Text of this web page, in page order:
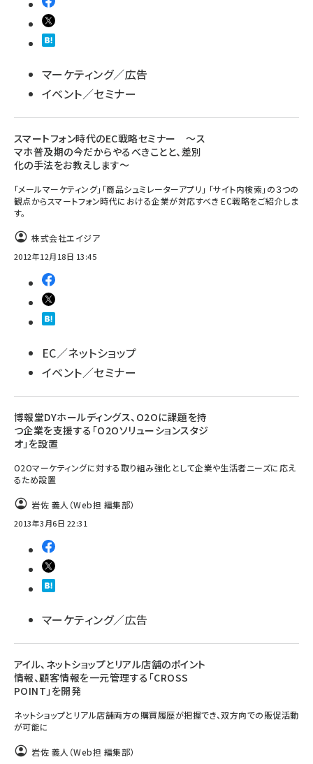
マーケティング／広告
イベント／セミナー
スマートフォン時代のEC戦略セミナー ～ス
マホ普及期の今だからやるべきことと、差別
化の手法をお教えします～
「メールマーケティング」「商品シュミレーターアプリ」 「サイト内検索」の３つの
観点からスマートフォン時代における企業が対応すべき EC戦略をご紹介しま
す。
株式会社エイジア
2012年12月18日 13:45
EC／ネットショップ
イベント／セミナー
博報堂DYホールディングス、O2Oに課題を持
つ企業を支援する「O2Oソリューションスタジ
オ」を設置
O2Oマーケティングに対する取り組み強化として企業や生活者ニーズに応え
るため設置
岩佐 義人（Web担 編集部）
2013年3月6日 22:31
マーケティング／広告
アイル、ネットショップとリアル店舗のポイント
情報、顧客情報を一元管理する「CROSS
POINT」を開発
ネットショップとリアル店舗両方の購買履歴が把握でき、双方向での販促活動
が可能に
岩佐 義人（Web担 編集部）